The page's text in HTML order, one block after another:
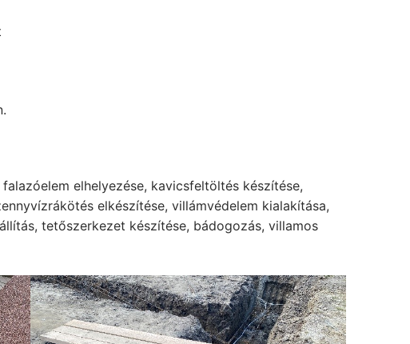
elhelyezése, kavicsfeltöltés készítése,
elkészítése, villámvédelem kialakítása,
tetőszerkezet készítése, bádogozás, villamos